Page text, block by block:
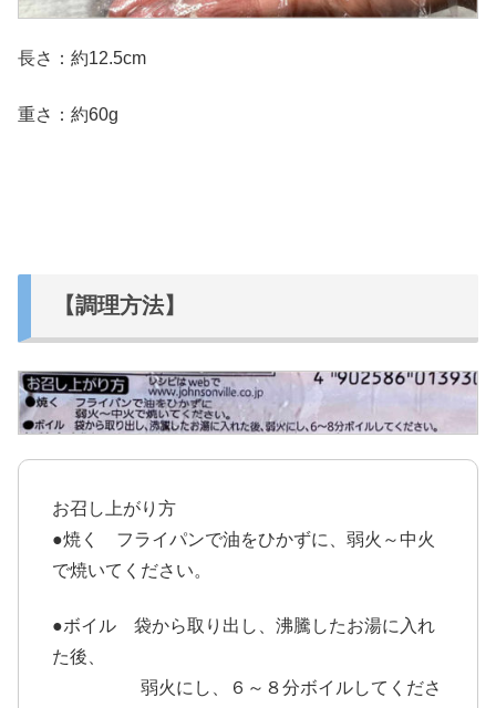
長さ：約12.5cm
重さ：約60g
【調理方法】
お召し上がり方
●焼く フライパンで油をひかずに、弱火～中火
で焼いてください。
●ボイル 袋から取り出し、沸騰したお湯に入れ
た後、
弱火にし、６～８分ボイルしてくださ